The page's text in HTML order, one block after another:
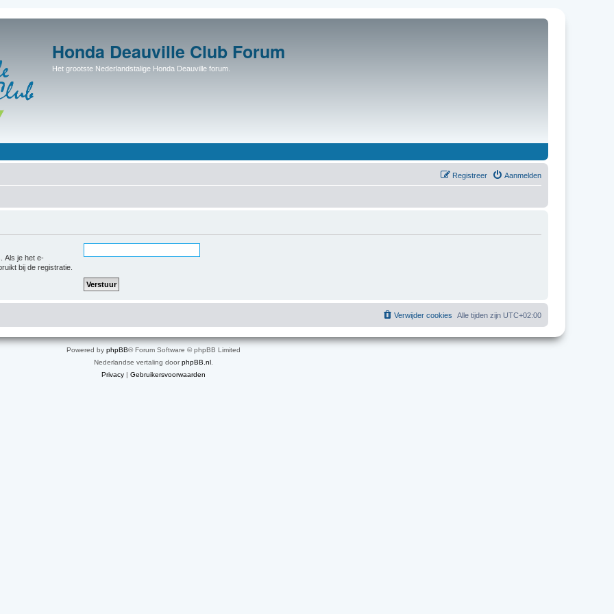
Honda Deauville Club Forum
Het grootste Nederlandstalige Honda Deauville forum.
Aanmelden
Registreer
Als je het e-
bij de registratie.
Alle tijden zijn UTC+02:00
Verwijder cookies
Powered by phpBB® Forum Software © phpBB Limited
Nederlandse vertaling doorphpBB.nl
Privacy | Gebruikersvoorwaarden